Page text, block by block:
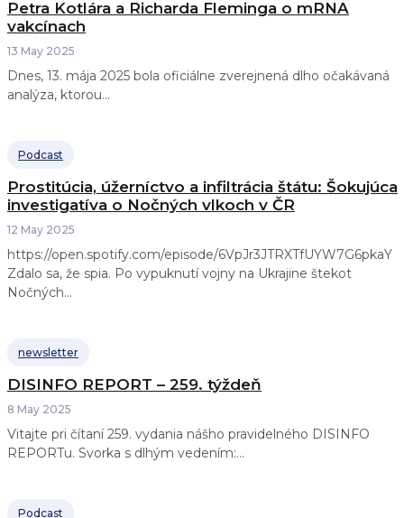
Petra Kotlára a Richarda Fleminga o mRNA
vakcínach
13 May 2025
Dnes, 13. mája 2025 bola oficiálne zverejnená dlho očakávaná
analýza, ktorou...
Podcast
Prostitúcia, úžerníctvo a infiltrácia štátu: Šokujúca
investigatíva o Nočných vlkoch v ČR
12 May 2025
https://open.spotify.com/episode/6VpJr3JTRXTfUYW7G6pkaY
Zdalo sa, že spia. Po vypuknutí vojny na Ukrajine štekot
Nočných...
newsletter
DISINFO REPORT – 259. týždeň
8 May 2025
Vitajte pri čítaní 259. vydania nášho pravidelného DISINFO
REPORTu. Svorka s dlhým vedením:...
Podcast